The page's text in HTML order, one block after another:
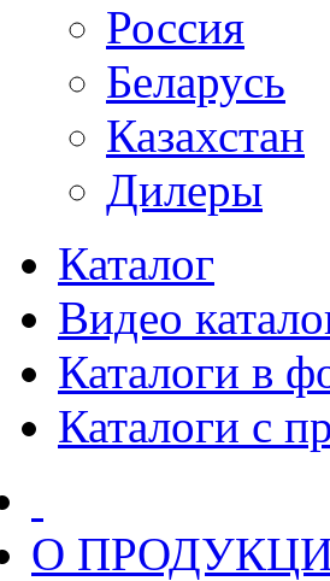
Россия
Беларусь
Казахстан
Дилеры
Каталог
Видео
Каталоги в
Каталоги с
О